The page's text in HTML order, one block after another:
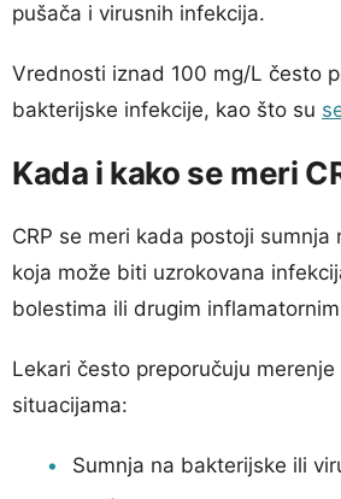
pušača i virusnih infekcija.
Vrednosti iznad 100 mg/L često
bakterijske infekcije, kao što su
Kada i kako se meri
CRP se meri kada postoji sumnja
koja može biti uzrokovana
bolestima ili drugim
Lekari često preporučuju merenje
situacijama:
Sumnja na bakterijske ili